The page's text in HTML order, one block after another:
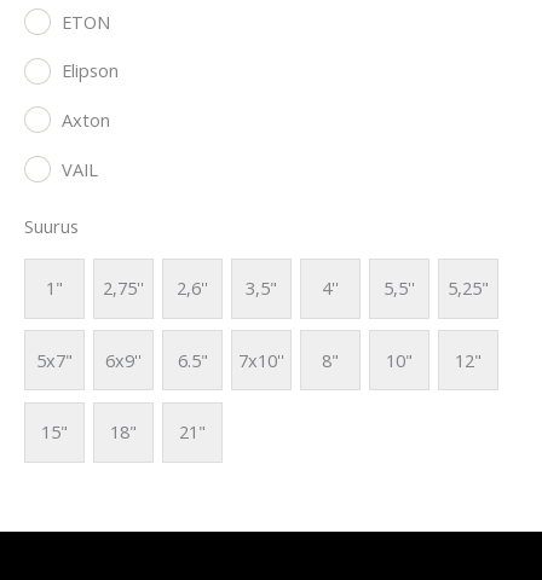
ETON
Elipson
Axton
VAIL
Suurus
1" 2,75'' 2,6'' 3,5" 4'' 5,5'' 5,25"
5x7" 6x9'' 6.5" 7x10'' 8" 10" 12"
15" 18" 21"